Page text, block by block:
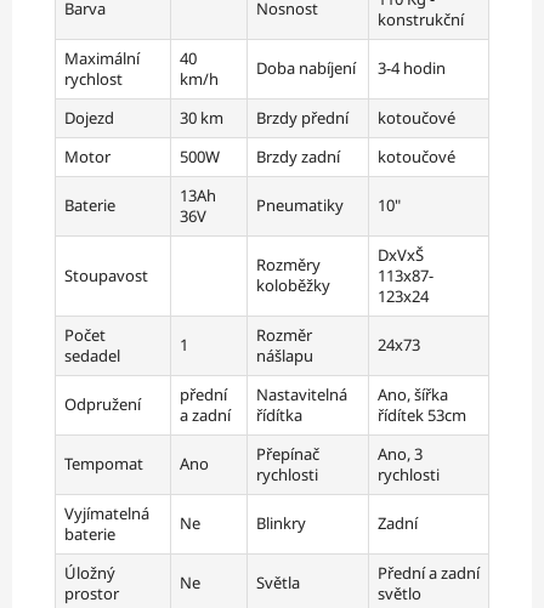
Barva Nosnost
konstrukční
Maximální
rychlost
40
km/h
Doba nabíjení 3-4 hodin
Dojezd 30 km Brzdy přední
kotoučové
Motor
500W Brzdy zadní kotoučové
Baterie
13Ah
36V
Pneumatiky 10"
Stoupavost
Rozměry
koloběžky
DxVxŠ
113x87-
123x24
Počet
sedadel
1
Rozměr
nášlapu
24x73
Odpružení
přední
a zadní
Nastavitelná
řídítka
Ano, šířka
řídítek 53cm
Tempomat Ano
Přepínač
rychlosti
Ano, 3
rychlosti
Vyjímatelná
baterie
Ne Blinkry Zadní
Úložný
prostor
Ne Světla
Přední a zadní
světlo